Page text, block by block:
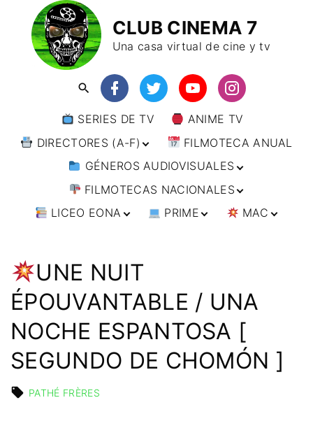
CLUB CINEMA 7
Una casa virtual de cine y tv
SERIES DE TV
ANIME TV
DIRECTORES (A-F)
DIRECTORES (F-L)
DIRECTORES (L-
W)
FILMOTECA ANUAL
GÉNEROS AUDIOVISUALES
ANIMACIÓN
ARTES MARCIALES
CINE DOCUMENTAL
CINE NEGRO / CRIMEN /
ESPIONAJE
COMEDIA
DRAMA
ÉPICO / MITOLÓGICO
EXPERIMENTOS
FILMOTECAS NACIONALES
AFRICA
ESTADOS UNIDOS
MÉXICO
URUGUAY
ASIA
RUSIA
EUROPA
AUSTRIA
BÉLGICA
DINAMARCA
ESPAÑA
OCEANIA AUSTRALIA
LICEO EONA
TALLERES
ONLINE
FILM DOCTOR
SERVICIOS DE
DISEÑO WEB
CONTACTO
PRIME
ARTÍCULOS
MAC
UNE NUIT
ÉPOUVANTABLE / UNA
NOCHE ESPANTOSA [
SEGUNDO DE CHOMÓN ]
PATHÉ FRÈRES